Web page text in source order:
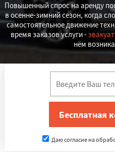
Повышенный спрос на аренду
в осенне-зимний сезон, когда
самостоятельное движение
время заказов услуги -
нём
Даю согласие на